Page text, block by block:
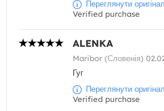
Переглянути оригінал
Verified purchase
ALENKA
Maribor (Словенія)
Гуг
Переглянути оригінал
Verified purchase